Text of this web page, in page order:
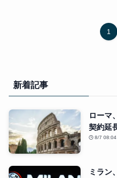
1
新着記事
ローマ
契約延
8/7 08:04
ミラン